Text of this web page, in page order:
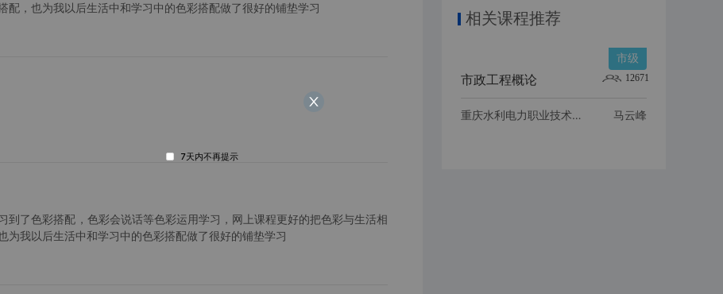
配，也为我以后生活中和学习中的色彩搭配做了很好的铺垫学习
到了色彩搭配，色彩会说话等色彩运用学习，网上课程更好的把色彩与生活相
为我以后生活中和学习中的色彩搭配做了很好的铺垫学习
相关课程推荐
市政工程概论 12671
重庆水利电力职业技术学院 马云峰
市级
7天内不再提示